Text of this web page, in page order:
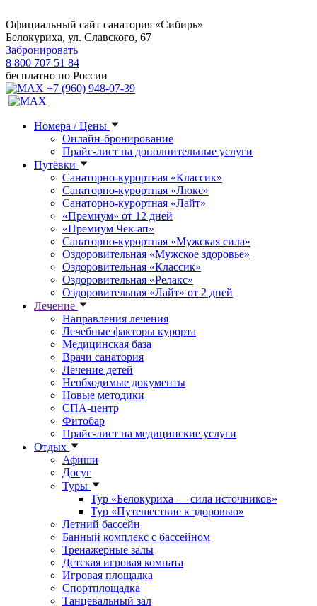
Официальный сайт санатория «Сибирь»
Белокуриха, ул. Славского, 67
Забронировать
8 800 707 51 84
бесплатно по России
+7 (960) 948-07-39
Номера / Цены
Онлайн-бронирование
Прайс-лист на дополнительные услуги
Путёвки
Санаторно-курортная «Классик»
Санаторно-курортная «Люкс»
Санаторно-курортная «Лайт»
«Премиум» от 12 дней
«Премиум Чек-ап»
Санаторно-курортная «Мужская сила»
Оздоровительная «Мужское здоровье»
Оздоровительная «Классик»
Оздоровительная «Релакс»
Оздоровительная «Лайт» от 2 дней
Лечение
Направления лечения
Лечебные факторы курорта
Медицинская база
Врачи санатория
Лечение детей
Необходимые документы
Новые методики
СПА-центр
Фитобар
Прайс-лист на медицинские услуги
Отдых
Афиши
Досуг
Туры
Тур «Белокуриха — сила источников»
Тур «Путешествие к здоровью»
Летний бассейн
Банный комплекс с бассейном
Тренажерные залы
Детская игровая комната
Игровая площадка
Спортплощадка
Танцевальный зал